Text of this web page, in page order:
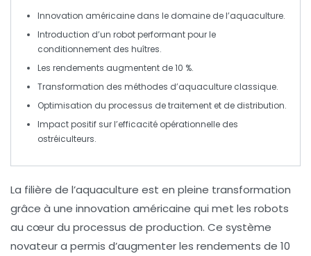
Innovation américaine dans le domaine de l’aquaculture.
Introduction d’un robotperformant pour le
conditionnement des huîtres.
Les rendements augmentent de10 %.
Transformation des méthodes d’aquaculture classique.
Optimisation du processus de traitement et de distribution.
Impact positif sur l’efficacité opérationnelle des
ostréiculteurs.
La filière de l’aquaculture est en pleine transformation
grâce à une innovation américaine qui met les robots
au cœur du processus de production. Ce système
novateur a permis d’augmenter les rendements de 10